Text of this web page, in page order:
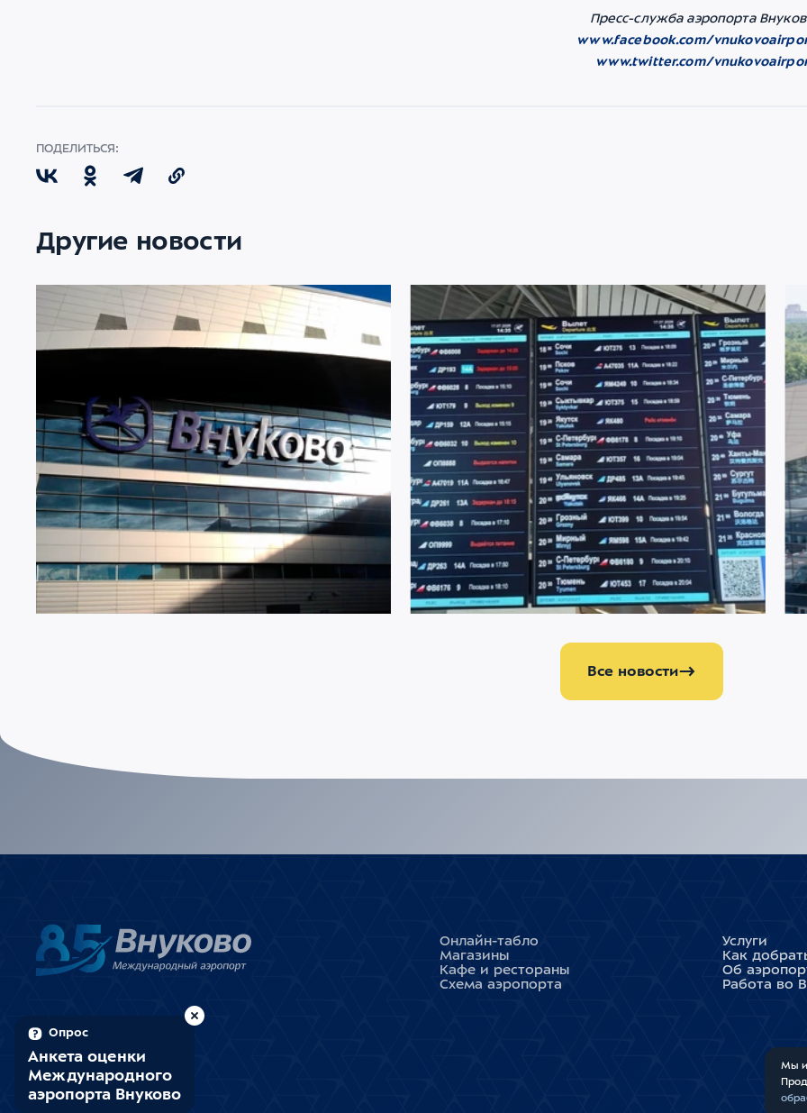
Пресс-служба аэропорта
www.facebook.com/
www.twitter.com/
ПОДЕЛИТЬСЯ:
Другие новости
Ограничение движения в районе
Международного аэропорта Внуково
Меняемся ради комфорта пассажиров
21
Все новости
Онлайн-табло
Магазины
Кафе и рестораны
Схема аэропорта
Услуги
Как
Об
Работа во
Мы
Опрос
Анкета оценки
Международного
аэропорта Внуково